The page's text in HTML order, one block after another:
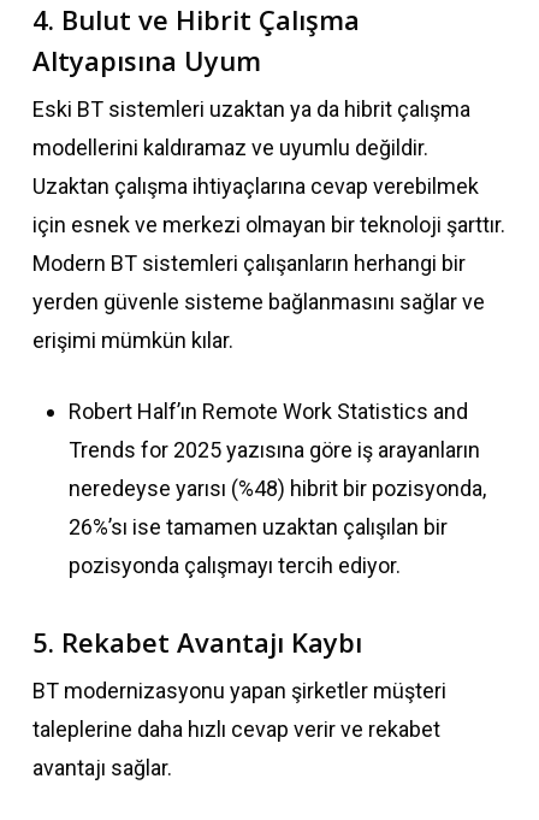
4. Bulut ve Hibrit Çalışma
Altyapısına Uyum
Eski BT sistemleri uzaktan ya da hibrit çalışma
modellerini kaldıramaz ve uyumlu değildir.
Uzaktan çalışma ihtiyaçlarına cevap verebilmek
için esnek ve merkezi olmayan bir teknoloji şarttır.
Modern BT sistemleri çalışanların herhangi bir
yerden güvenle sisteme bağlanmasını sağlar ve
erişimi mümkün kılar.
Robert Half’ın Remote Work Statistics and
Trends for 2025 yazısına göre iş arayanların
neredeyse yarısı (%48) hibrit bir pozisyonda,
26%’sı ise tamamen uzaktan çalışılan bir
pozisyonda çalışmayı tercih ediyor.
5. Rekabet Avantajı Kaybı
BT modernizasyonu yapan şirketler müşteri
taleplerine daha hızlı cevap verir ve rekabet
avantajı sağlar.